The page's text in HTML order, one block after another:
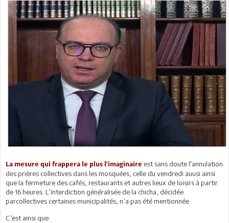
La mesure qui frappera le plus l’imaginaire est sans doute l'annulation
des prières collectives dans les mosquées, celle du vendredi auusi ainsi
que la fermeture des cafés, restaurants et autres lieux de loisirs à partir
de 16 heures. L’interdiction généralisée de la chicha, décidée
parcollectives certaines municipalités, n’a pas été mentionnée.
C’est ainsi que: